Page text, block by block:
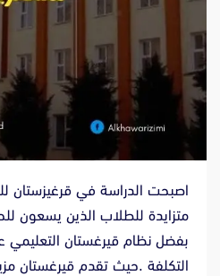
اصبحت الدراسة في قرغيزستان
متزايدة للطلاب الذين يسعون
بفضل نظام قيرغستان التعليمي
التكلفة .حيث تقدم قيرغستان